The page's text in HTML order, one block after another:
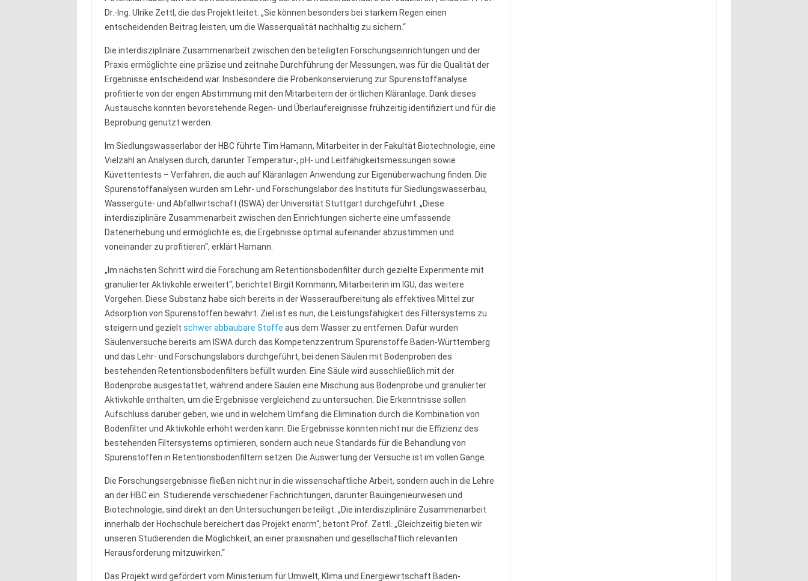
Dr.-Ing. Ulrike Zettl, die das Projekt leitet. „Sie können besonders bei starkem Regen einen
entscheidenden Beitrag leisten, um die Wasserqualität nachhaltig zu sichern.“
Die interdisziplinäre Zusammenarbeit zwischen den beteiligten Forschungseinrichtungen und der
Praxis ermöglichte eine präzise und zeitnahe Durchführung der Messungen, was für die Qualität der
Ergebnisse entscheidend war. Insbesondere die Probenkonservierung zur Spurenstoffanalyse
profitierte von der engen Abstimmung mit den Mitarbeitern der örtlichen Kläranlage. Dank dieses
Austauschs konnten bevorstehende Regen- und Überlaufereignisse frühzeitig identifiziert und für die
Beprobung genutzt werden.
Im Siedlungswasserlabor der HBC führte Tim Hamann, Mitarbeiter in der Fakultät Biotechnologie, eine
Vielzahl an Analysen durch, darunter Temperatur-, pH- und Leitfähigkeitsmessungen sowie
Küvettentests – Verfahren, die auch auf Kläranlagen Anwendung zur Eigenüberwachung finden. Die
Spurenstoffanalysen wurden am Lehr- und Forschungslabor des Instituts für Siedlungswasserbau,
Wassergüte- und Abfallwirtschaft (ISWA) der Universität Stuttgart durchgeführt. „Diese
interdisziplinäre Zusammenarbeit zwischen den Einrichtungen sicherte eine umfassende
Datenerhebung und ermöglichte es, die Ergebnisse optimal aufeinander abzustimmen und
voneinander zu profitieren“, erklärt Hamann.
„Im nächsten Schritt wird die Forschung am Retentionsbodenfilter durch gezielte Experimente mit
granulierter Aktivkohle erweitert“, berichtet Birgit Kornmann, Mitarbeiterin im IGU, das weitere
Vorgehen. Diese Substanz habe sich bereits in der Wasseraufbereitung als effektives Mittel zur
Adsorption von Spurenstoffen bewährt. Ziel ist es nun, die Leistungsfähigkeit des Filtersystems zu
steigern und gezielt schwer abbaubare Stoffe aus dem Wasser zu entfernen. Dafür wurden
Säulenversuche bereits am ISWA durch das Kompetenzzentrum Spurenstoffe Baden-Württemberg
und das Lehr- und Forschungslabors durchgeführt, bei denen Säulen mit Bodenproben des
bestehenden Retentionsbodenfilters befüllt wurden. Eine Säule wird ausschließlich mit der
Bodenprobe ausgestattet, während andere Säulen eine Mischung aus Bodenprobe und granulierter
Aktivkohle enthalten, um die Ergebnisse vergleichend zu untersuchen. Die Erkenntnisse sollen
Aufschluss darüber geben, wie und in welchem Umfang die Elimination durch die Kombination von
Bodenfilter und Aktivkohle erhöht werden kann. Die Ergebnisse könnten nicht nur die Effizienz des
bestehenden Filtersystems optimieren, sondern auch neue Standards für die Behandlung von
Spurenstoffen in Retentionsbodenfiltern setzen. Die Auswertung der Versuche ist im vollen Gange.
Die Forschungsergebnisse fließen nicht nur in die wissenschaftliche Arbeit, sondern auch in die Lehre
an der HBC ein. Studierende verschiedener Fachrichtungen, darunter Bauingenieurwesen und
Biotechnologie, sind direkt an den Untersuchungen beteiligt. „Die interdisziplinäre Zusammenarbeit
innerhalb der Hochschule bereichert das Projekt enorm“, betont Prof. Zettl. „Gleichzeitig bieten wir
unseren Studierenden die Möglichkeit, an einer praxisnahen und gesellschaftlich relevanten
Herausforderung mitzuwirken.“
Das Projekt wird gefördert vom Ministerium für Umwelt, Klima und Energiewirtschaft Baden-